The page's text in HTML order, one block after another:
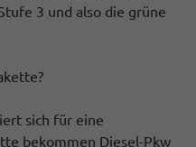
3 und also die grüne
sich für eine
bekommen Diesel-Pkw